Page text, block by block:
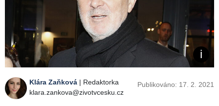
Klára Zaňková | Redaktorka
klara.zankova@zivotvcesku.cz
Publikováno: 17. 2. 2021